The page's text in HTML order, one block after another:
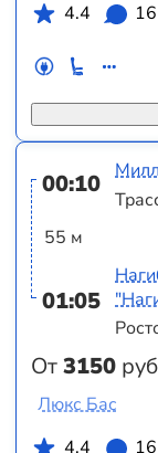
4.4
16
00:10
55 м
01:05
От3150
Люкс Бас
4.4
16